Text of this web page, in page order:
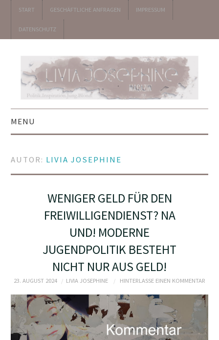
START GESCHÄFTLICHE ANFRAGEN IMPRESSUM
DATENSCHUTZ
MENU
▼ KOLUMNEN
PRESSEARCHIV
AUTOR: LIVIA JOSEPHINE
WENIGER GELD FÜR DEN
FREIWILLIGENDIENST? NA
UND! MODERNE
JUGENDPOLITIK BESTEHT
NICHT NUR AUS GELD!
23. AUGUST 2024 LIVIA JOSEPHINE HINTERLASSE EINEN KOMMENTAR